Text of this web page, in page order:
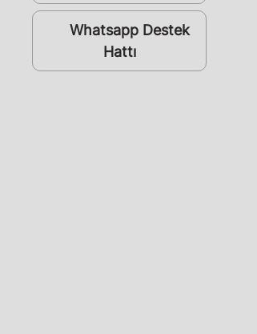
whatsappWhatsapp Destek
Hattı